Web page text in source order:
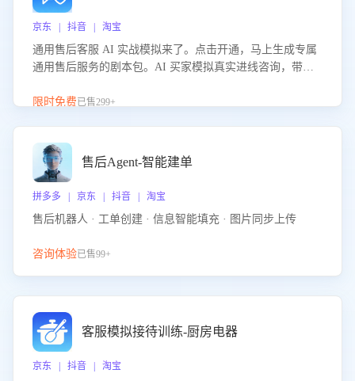
京东 | 抖音 | 淘宝
通用售后客服 AI 实战模拟来了。点击开通，马上生成专属
通用售后服务的剧本包。AI 买家模拟真实进线咨询，带您
的应对要点，轻松提升服务能力。
限时免费已售299+
售后Agent-智能建单
拼多多 | 京东 | 抖音 | 淘宝
售后机器人 · 工单创建 · 信息智能填充 · 图片同步上传
咨询体验已售99+
客服模拟接待训练-厨房电器
京东 | 抖音 | 淘宝